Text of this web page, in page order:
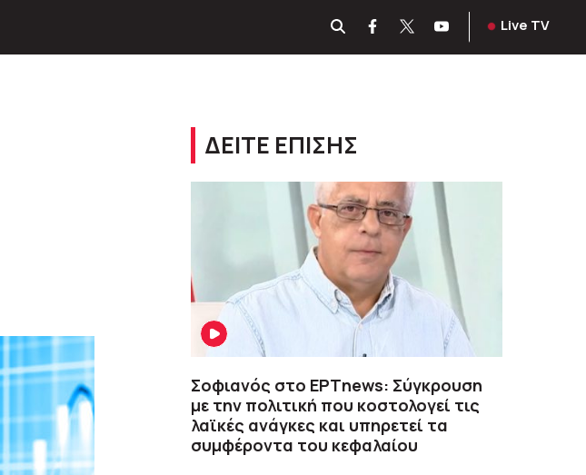
Live TV
ΔΕΙΤΕ ΕΠΙΣΗΣ
Σοφιανός στο ΕΡΤnews: Σύγκρουση
με την πολιτική που κοστολογεί τις
λαϊκές ανάγκες και υπηρετεί τα
συμφέροντα του κεφαλαίου